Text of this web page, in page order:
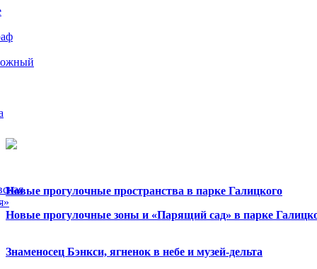
Новые прогулочные пространства в парке Галицкого
Новые прогулочные зоны и «Парящий сад» в парке
Знаменосец Бэнкси, ягненок в небе и музей-дельта